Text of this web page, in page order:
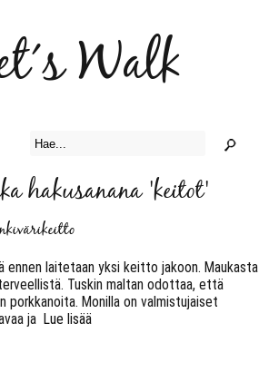
Walk
hakusanana 'keitot'
ennen laitetaan yksi keitto jakoon. Maukasta
Tuskin maltan odottaa, että
porkkanoita. Monilla on valmistujaiset
ja Lue lisää